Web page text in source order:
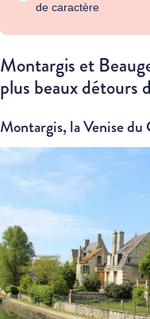
de caractère
Montargis et
plus beaux détours
Montargis, la Venise du